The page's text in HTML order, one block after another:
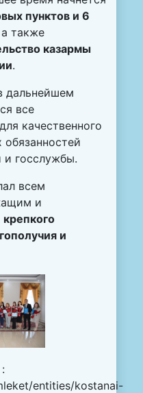
пунктов и 6
а также
казармы
.
дальнейшем
все
качественного
и госслужбы.
всем
и
крепкого
и
entities/kostanai-